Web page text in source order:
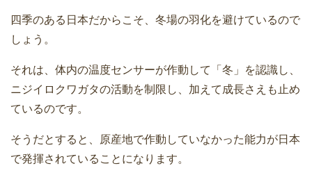
四季のある日本だからこそ、冬場の羽化を避けているので
しょう。
それは、体内の温度センサーが作動して「冬」を認識し、
ニジイロクワガタの活動を制限し、加えて成長さえも止め
ているのです。
そうだとすると、原産地で作動していなかった能力が日本
で発揮されていることになります。